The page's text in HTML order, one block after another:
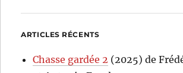
ARTICLES RÉCENTS
Chasse gardée 2 (2025) de